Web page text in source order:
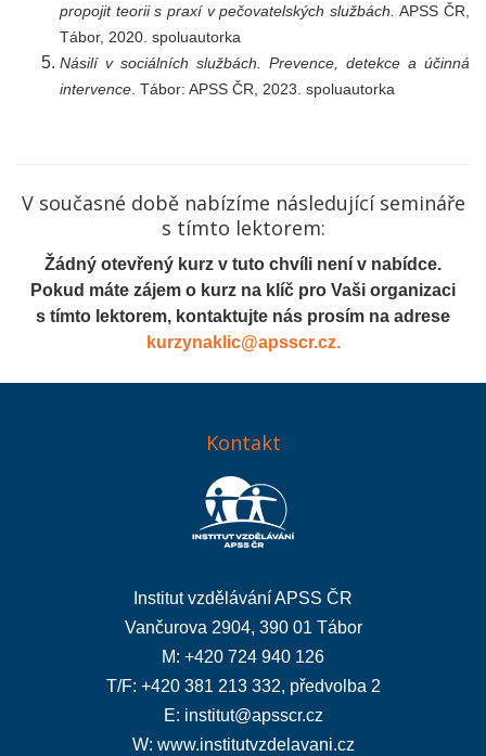
propojit teorii s praxí v pečovatelských službách.APSS ČR,
Tábor, 2020. spoluautorka
Násilí v sociálních službách. Prevence, detekce a účinná
intervence . Tábor: APSS ČR, 2023. spoluautorka
V současné době nabízíme následující semináře
s tímto lektorem:
Žádný otevřený kurz v tuto chvíli není v nabídce.
Pokud máte zájem o kurz na klíč pro Vaši organizaci
s tímto lektorem, kontaktujte nás prosím na adrese
kurzynaklic@apsscr.cz.
Kontakt
Institut vzdělávání APSS ČR
Vančurova 2904, 390 01 Tábor
M: +420 724 940 126
T/F: +420 381 213 332, předvolba 2
E: institut@apsscr.cz
W: www.institutvzdelavani.cz